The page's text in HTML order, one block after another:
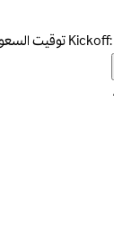
Kickoff: